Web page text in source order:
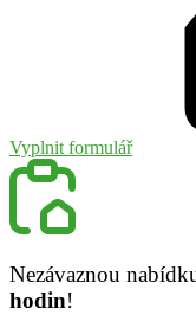
Vyplnit formulář
Nezávaznou
hodin!